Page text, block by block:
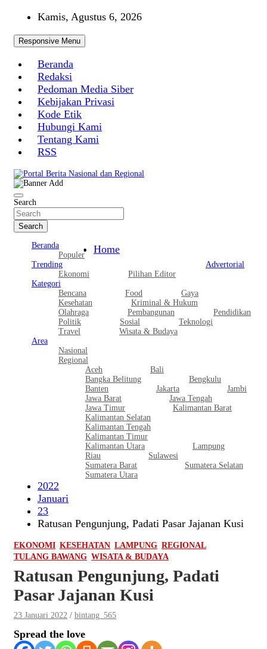
content
Kamis, Agustus 6, 2026
Responsive Menu
Beranda
Redaksi
Pedoman Media Siber
Kebijakan Privasi
Kode Etik
Hubungi Kami
Tentang Kami
RSS
Portal Berita Nasional dan Regional
Search
Search
Beranda
Populer
Trending
Ekonomi
Pilihan Editor
Advertorial
Kategori
Bencana
Food
Gaya
Kesehatan
Kriminal & Hukum
Olahraga
Pembangunan
Pendidikan
Politik
Sosial
Teknologi
Travel
Wisata & Budaya
Area
Nasional
Regional
Aceh
Bali
Bangka Belitung
Bengkulu
Banten
Jakarta
Jambi
Jawa Barat
Jawa Tengah
Jawa Timur
Kalimantan Barat
Kalimantan Selatan
Kalimantan Tengah
Kalimantan Timur
Kalimantan Utara
Lampung
Riau
Sulawesi
Sumatera Barat
Sumatera Selatan
Sumatera Utara
Home
2022
Januari
23
Ratusan Pengunjung, Padati Pasar Jajanan Kusi
EKONOMI KESEHATAN LAMPUNG REGIONAL
TULANG BAWANG WISATA & BUDAYA
Ratusan Pengunjung, Padati
Pasar Jajanan Kusi
23 Januari 2022 bintang_565
Spread the love